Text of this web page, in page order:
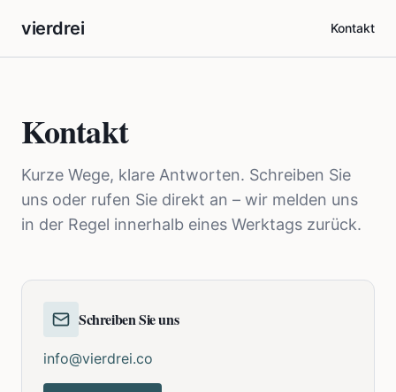
vierdrei Kontakt
Kontakt
Kurze Wege, klare Antworten. Schreiben Sie
uns oder rufen Sie direkt an – wir melden uns
in der Regel innerhalb eines Werktags zurück.
Schreiben Sie uns
info@vierdrei.co